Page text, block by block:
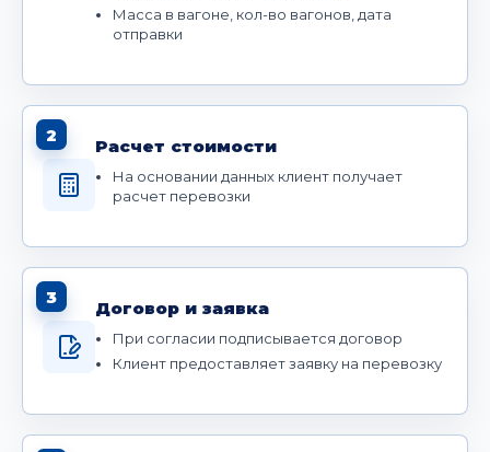
Масса в вагоне, кол-во вагонов, дата
отправки
2
Расчет стоимости
На основании данных клиент получает
расчет перевозки
3
Договор и заявка
При согласии подписывается договор
Клиент предоставляет заявку на перевозку